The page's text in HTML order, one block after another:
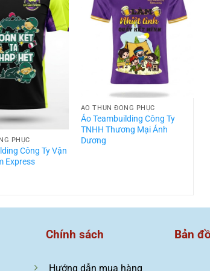
PHỤC
Công Ty Vận
Express
ÁO THUN ĐỒNG PHỤC
Áo Teambuilding Công Ty
TNHH Thương Mại Ánh
Dương
Chính sách
Hướng dẫn mua hàng
Bản đồ